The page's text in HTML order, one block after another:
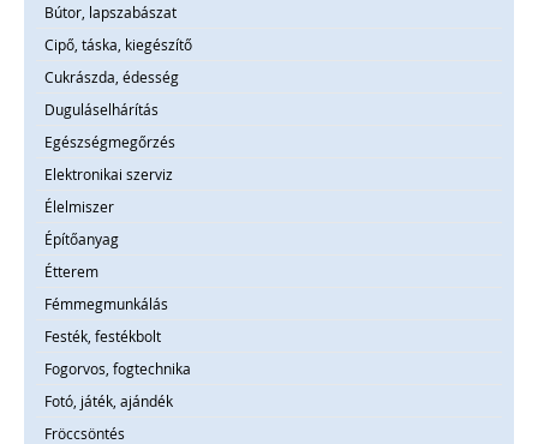
Bútor, lapszabászat
Cipő, táska, kiegészítő
Cukrászda, édesség
Duguláselhárítás
Egészségmegőrzés
Elektronikai szerviz
Élelmiszer
Építőanyag
Étterem
Fémmegmunkálás
Festék, festékbolt
Fogorvos, fogtechnika
Fotó, játék, ajándék
Fröccsöntés